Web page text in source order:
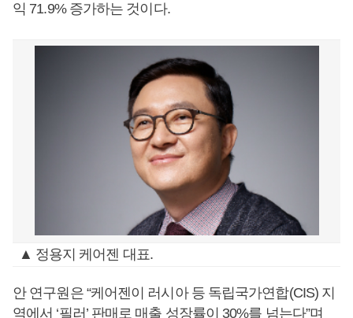
익 71.9% 증가하는 것이다.
▲ 정용지 케어젠 대표.
안 연구원은 “케어젠이 러시아 등 독립국가연합(CIS) 지
역에서 ‘필러’ 판매로 매출 성장률이 30%를 넘는다”며